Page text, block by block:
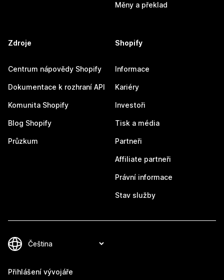
Měny a překlad
Zdroje
Centrum nápovědy Shopify
Dokumentace k rozhraní API
Komunita Shopify
Blog Shopify
Průzkum
Shopify
Informace
Kariéry
Investoři
Tisk a média
Partneři
Affiliate partneři
Právní informace
Stav služby
Přihlášení vývojáře